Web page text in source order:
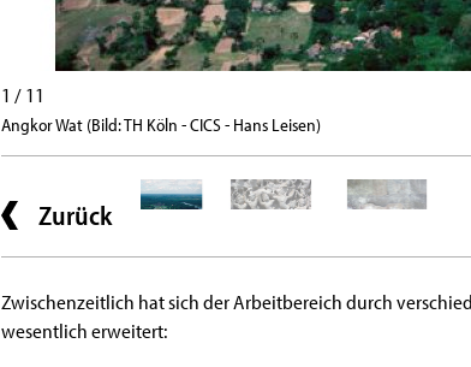
1 / 11
Angkor Wat (Bild: TH Köln - CICS - Hans Leisen)
Zurück
Zwischenzeitlich hat sich der Arbeitbereich durch
wesentlich erweitert: